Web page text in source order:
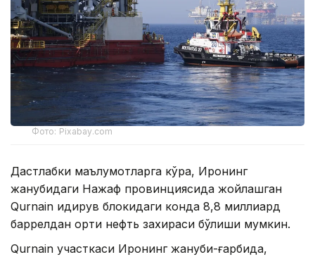
Фото: Pixabay.com
Дастлабки маълумотларга кўра, Ироқнинг
жанубидаги Нажаф провинциясида жойлашган
Qurnain қидирув блокидаги конда 8,8 миллиард
баррелдан ортиқ нефть захираси бўлиши мумкин.
Qurnain участкаси Ироқнинг жануби-ғарбида,